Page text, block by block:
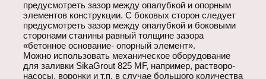
предусмотреть зазор между опалубкой и опорным
элементов конструкции. С боковых сторон следует
предусмотреть зазор между опалубкой и боковыми
сторонами станины равный толщине зазора
«бетонное основание- опорный элемент».
Можно использовать механическое оборудование
для заливки SikaGrout 825 MF, например, растворо-
насосы, воронки и т.п, в случае большого количества